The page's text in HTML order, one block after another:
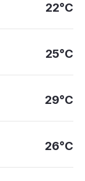
22°C
25°C
29°C
26°C